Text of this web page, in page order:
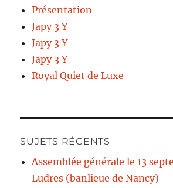
Présentation
Japy 3 Y
Japy 3 Y
Japy 3 Y
Royal Quiet de Luxe
SUJETS RÉCENTS
Assemblée générale le 13
Ludres (banlieue de Nancy)